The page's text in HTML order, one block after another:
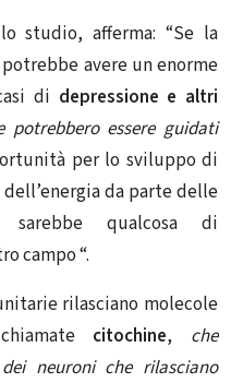
studio, afferma: “Se la
avere un enorme
di depressione e altri
potrebbero essere guidati
per lo sviluppo di
da parte delle
qualcosa di
campo “.
rilasciano molecole
citochine, che
neuroni che rilasciano